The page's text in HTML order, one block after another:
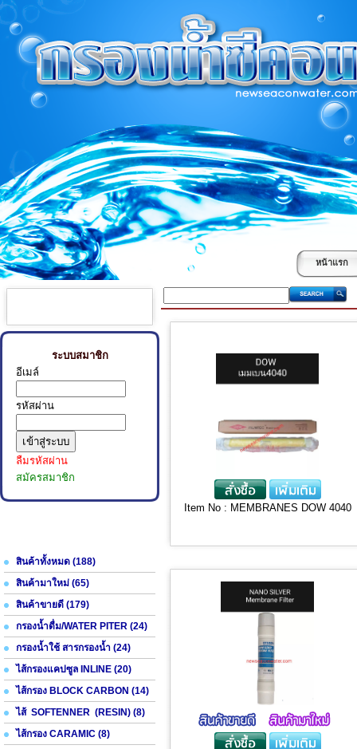
หน้าแรก
ระบบสมาชิก
อีเมล์
รหัสผ่าน
ลืมรหัสผ่าน
สมัครสมาชิก
สินค้าทั้งหมด (188)
สินค้ามาใหม่ (65)
สินค้าขายดี (179)
กรองน้ำดื่ม/WATER PITER (24)
กรองน้ำใช้ สารกรองน้ำ (24)
ไส้กรองแคปซูล INLINE (20)
ไส้กรอง BLOCK CARBON (14)
ไส้ SOFTENNER (RESIN) (8)
ไส้กรอง CARAMIC (8)
Item No : MEMBRANES DOW 4040